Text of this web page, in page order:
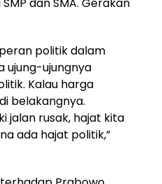
politik dalam
ujung-ujungnya
Kalau harga
belakangnya.
jalan rusak, hajat kita
ada hajat politik,”